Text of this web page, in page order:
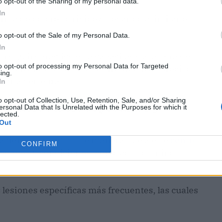
opt-out of the Sale of my Personal Data.
opt-out of processing my Personal Data for Targeted
opt-out of Collection, Use, Retention, Sale, and/or Sharing
Data that Is Unrelated with the Purposes for which it
CONFIRM
de dolores o rigidez, llegando a limitar el
Quiropráctico está capacitado a la hora de
los ajustes quiroprácticos precisos
vertebral.
niños, deportistas y
específico, de manera que a este
y condiciones, como adultos, niños,
específicas más frecuentes, las cuales